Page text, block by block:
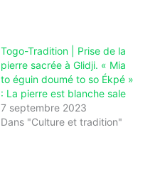
Togo-Tradition | Prise de la
pierre sacrée à Glidji. « Mia
to éguin doumé to so Ékpé »
: La pierre est blanche sale
7 septembre 2023
Dans "Culture et tradition"